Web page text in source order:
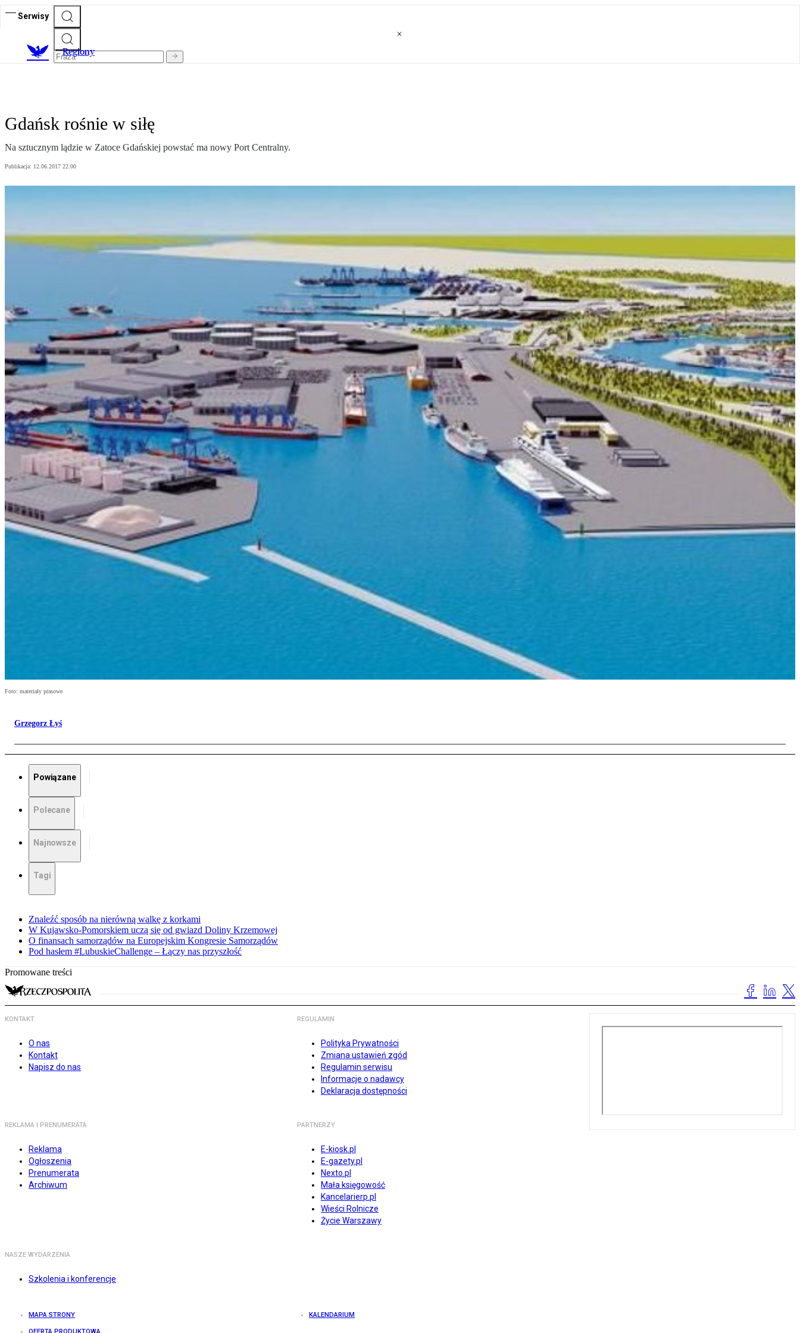
Serwisy
Regiony
Gdańsk rośnie w siłę
Na sztucznym lądzie w Zatoce Gdańskiej powstać ma nowy Port Centralny.
Publikacja: 12.06.2017 22:00
Foto: materiały prasowe
Grzegorz Łyś
Powiązane
Polecane
Najnowsze
Tagi
Znaleźć sposób na nierówną walkę z korkami
W Kujawsko-Pomorskiem uczą się od gwiazd Doliny Krzemowej
O finansach samorządów na Europejskim Kongresie Samorządów
Pod hasłem #LubuskieChallenge – Łączy nas przyszłość
Promowane treści
KONTAKT
O nas
Kontakt
Napisz do nas
REGULAMIN
Polityka Prywatności
Zmiana ustawień zgód
Regulamin serwisu
Informacje o nadawcy
Deklaracja dostępności
REKLAMA I PRENUMERATA
Reklama
Ogłoszenia
Prenumerata
Archiwum
PARTNERZY
E-kiosk.pl
E-gazety.pl
Nexto.pl
Mała księgowość
Kancelarierp.pl
Wieści Rolnicze
Życie Warszawy
NASZE WYDARZENIA
Szkolenia i konferencje
MAPA STRONY KALENDARIUM